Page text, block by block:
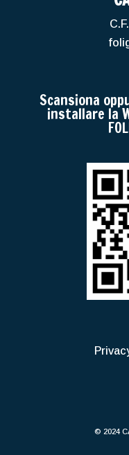
Scansiona
installare la
© 2024